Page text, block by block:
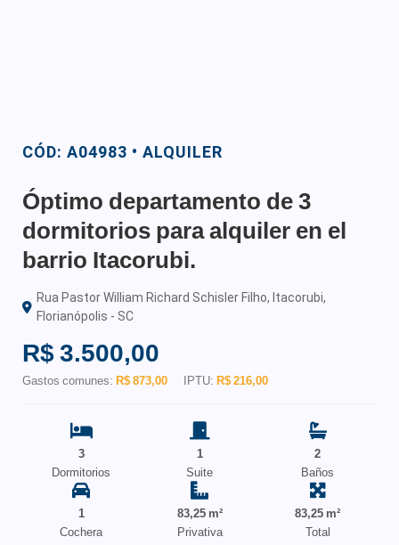
CÓD: A04983 • ALQUILER
Óptimo departamento de 3
dormitorios para alquiler en el
barrio Itacorubi.
Rua Pastor William Richard Schisler Filho, Itacorubi,
Florianópolis - SC
R$ 3.500,00
Gastos comunes: R$ 873,00 IPTU: R$ 216,00
3
Dormitorios
1
Suite
2
Baños
1
Cochera
83,25 m²
Privativa
83,25 m²
Total